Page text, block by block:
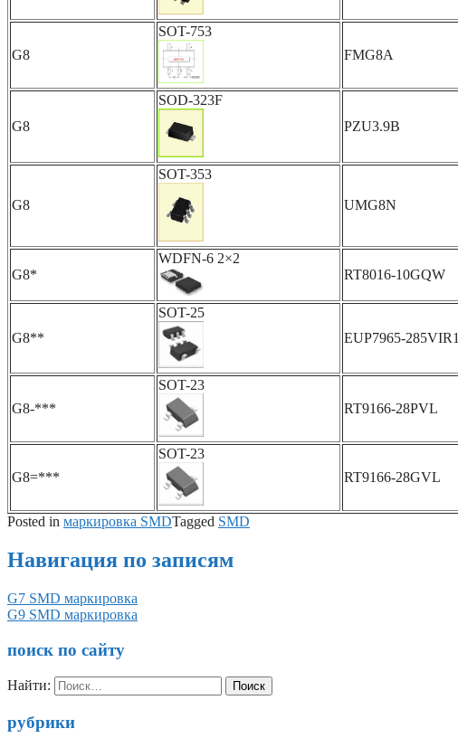
G8
SOT-753
FMG8A
G8
SOD-323F
PZU3.9B
G8
SOT-353
UMG8N
G8*
WDFN-6 2×2
RT8016-10GQW
G8**
SOT-25
EUP7965-285VIR1
G8-***
SOT-23
RT9166-28PVL
G8=***
SOT-23
RT9166-28GVL
Posted in маркировка SMDTagged SMD
Навигация по записям
G7 SMD маркировка
G9 SMD маркировка
поиск по сайту
Найти:
рубрики